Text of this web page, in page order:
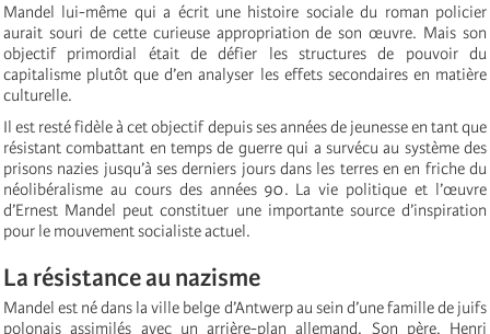
Mandel lui-même qui a écrit une histoire sociale du roman policier
aurait souri de cette curieuse appropriation de son œuvre. Mais son
objectif primordial était de défier les structures de pouvoir du
capitalisme plutôt que d’en analyser les effets secondaires en matière
culturelle.
Il est resté fidèle à cet objectif depuis ses années de jeunesse en tant que
résistant combattant en temps de guerre qui a survécu au système des
prisons nazies jusqu’à ses derniers jours dans les terres en en friche du
néolibéralisme au cours des années 90. La vie politique et l’œuvre
d’Ernest Mandel peut constituer une importante source d’inspiration
pour le mouvement socialiste actuel.
La résistance au nazisme
Mandel est né dans la ville belge d’Antwerp au sein d’une famille de juifs
polonais assimilés avec un arrière-plan allemand. Son père, Henri